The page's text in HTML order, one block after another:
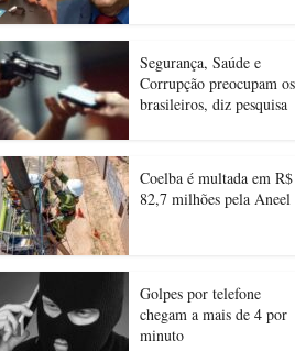
Segurança, Saúde e
Corrupção preocupam os
brasileiros, diz pesquisa
Coelba é multada em R$
82,7 milhões pela Aneel
Golpes por telefone
chegam a mais de 4 por
minuto